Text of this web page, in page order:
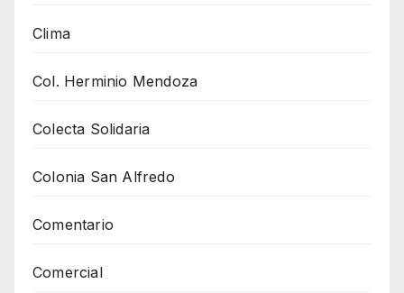
Clima
Col. Herminio Mendoza
Colecta Solidaria
Colonia San Alfredo
Comentario
Comercial